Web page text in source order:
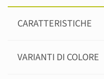
CARATTERISTICHE
VARIANTI DI COLORE